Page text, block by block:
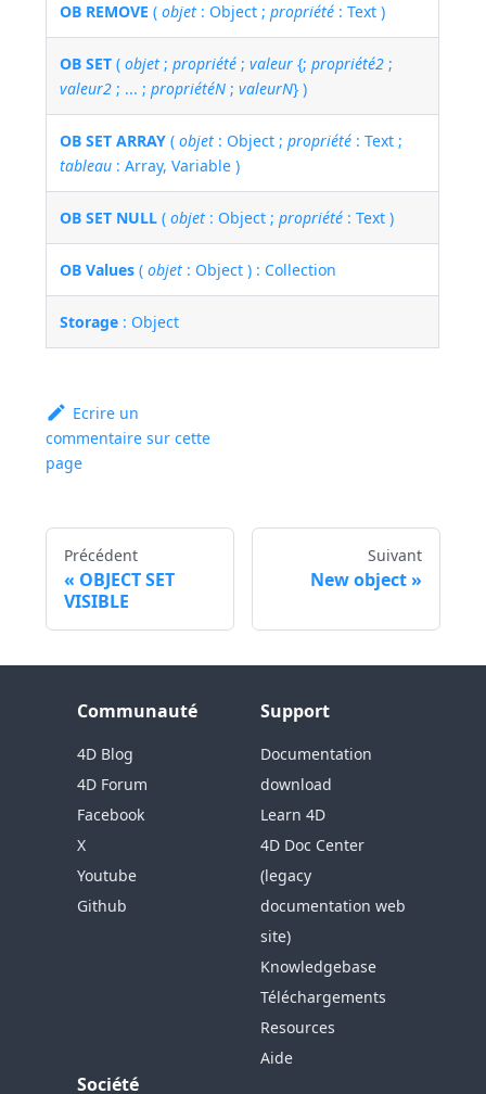
OB REMOVE (objet : Object ;propriété : Text )
OB SET (objet ;propriété ;valeur {;propriété2 ;
valeur2 ; ... ;propriétéN ;valeurN} )
OB SET ARRAY (objet : Object ;propriété : Text ;
tableau : Array, Variable )
OB SET NULL (objet : Object ;propriété : Text )
OB Values (objet : Object ) : Collection
Storage : Object
Ecrire un
commentaire sur cette
page
Précédent
OBJECT SET
VISIBLE
Suivant
New object
Communauté
4D Blog
4D Forum
Facebook
X
Youtube
Github
Support
Documentation
download
Learn 4D
4D Doc Center
(legacy
documentation web
site)
Knowledgebase
Téléchargements
Resources
Aide
Société